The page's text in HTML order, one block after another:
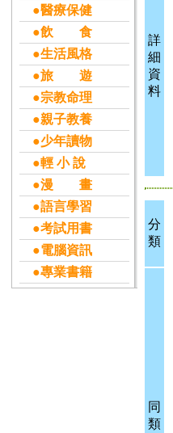
●醫療保健
●飲 食
●生活風格
●旅 遊
●宗教命理
●親子教養
●少年讀物
●輕 小 說
●漫 畫
●語言學習
●考試用書
●電腦資訊
●專業書籍
詳
細
資
料
分
類
同
類